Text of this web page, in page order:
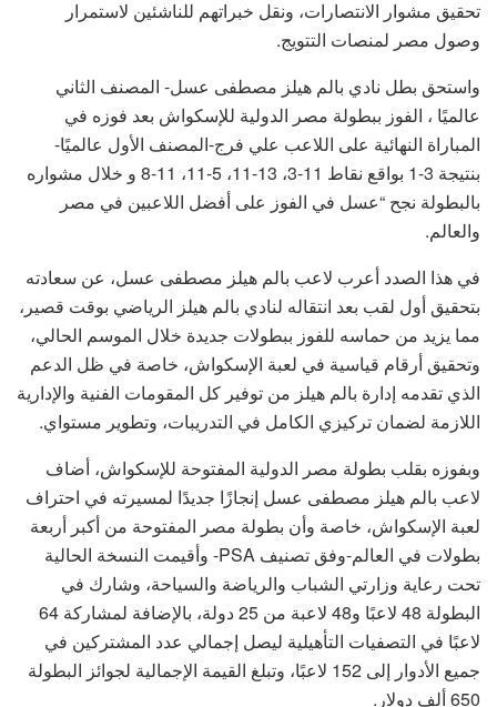
تحقيق مشوار الانتصارات، ونقل خبراتهم للناشئين لاستمرار
وصول مصر لمنصات التتويج.
واستحق بطل نادي بالم هيلز مصطفى عسل- المصنف الثاني
عالميًا ، الفوز ببطولة مصر الدولية للإسكواش بعد فوزه في
المباراة النهائية على اللاعب علي فرج-المصنف الأول عالميًا-
بنتيجة 3-1 بواقع نقاط 11-3، 13-11، 5-11، 11-8 و خلال مشواره
بالبطولة نجح “عسل في الفوز على أفضل اللاعبين في مصر
والعالم.
في هذا الصدد أعرب لاعب بالم هيلز مصطفى عسل، عن سعادته
بتحقيق أول لقب بعد انتقاله لنادي بالم هيلز الرياضي بوقت قصير،
مما يزيد من حماسه للفوز ببطولات جديدة خلال الموسم الحالي،
وتحقيق أرقام قياسية في لعبة الإسكواش، خاصة في ظل الدعم
الذي تقدمه إدارة بالم هيلز من توفير كل المقومات الفنية والإدارية
اللازمة لضمان تركيزي الكامل في التدريبات، وتطوير مستواي.
وبفوزه بقلب بطولة مصر الدولية المفتوحة للإسكواش، أضاف
لاعب بالم هيلز مصطفى عسل إنجازًا جديدًا لمسيرته في احتراف
لعبة الإسكواش، خاصة وأن بطولة مصر المفتوحة من أكبر أربعة
بطولات في العالم-وفق تصنيف PSA- وأقيمت النسخة الحالية
تحت رعاية وزارتي الشباب والرياضة والسياحة، وشارك في
البطولة 48 لاعبًا و48 لاعبة من 25 دولة، بالإضافة لمشاركة 64
لاعبًا في التصفيات التأهيلية ليصل إجمالي عدد المشتركين في
جميع الأدوار إلى 152 لاعبًا، وتبلغ القيمة الإجمالية لجوائز البطولة
650 ألف دولار.